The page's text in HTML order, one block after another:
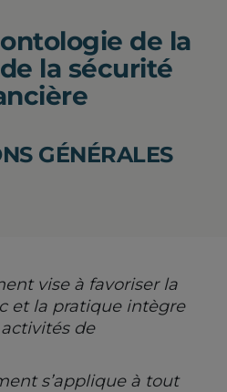
de la
la sécurité
GÉNÉRALES
vise à favoriser la
et la pratique intègre
de
s’applique à tout